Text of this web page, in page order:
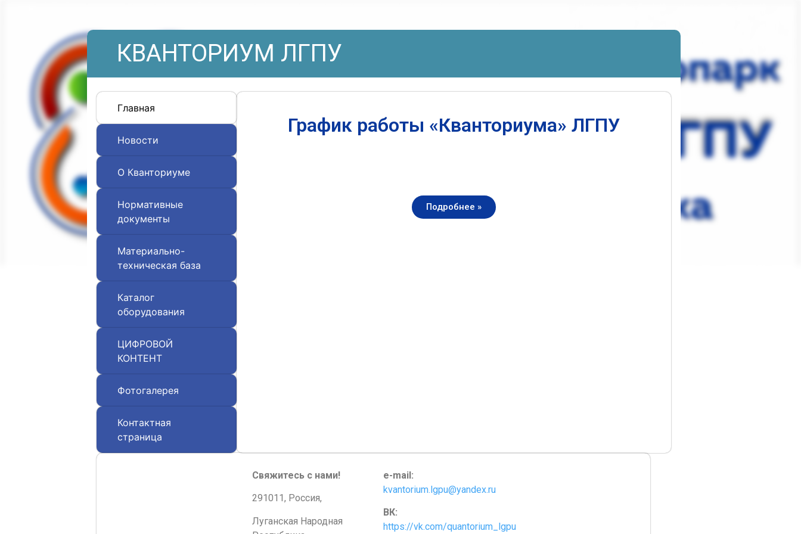
КВАНТОРИУМ ЛГПУ
Главная
Новости
О Кванториуме
Нормативные
документы
Материально-
техническая база
Каталог
оборудования
ЦИФРОВОЙ
КОНТЕНТ
Фотогалерея
Контактная
страница
График работы «Кванториума» ЛГПУ
Подробнее »
Свяжитесь с нами!
291011, Россия,
Луганская Народная
e-mail:
kvantorium.lgpu@yandex.ru
ВК:
https://vk.com/quantorium_lgpu